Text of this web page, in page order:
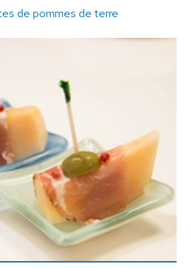
de pommes de terre